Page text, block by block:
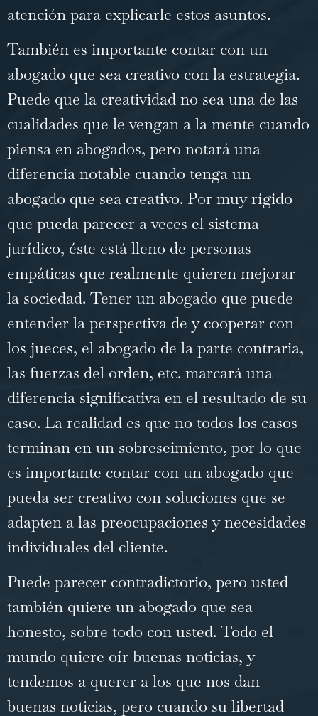
atención para explicarle estos asuntos.
También es importante contar con un
abogado que sea creativo con la estrategia.
Puede que la creatividad no sea una de las
cualidades que le vengan a la mente cuando
piensa en abogados, pero notará una
diferencia notable cuando tenga un
abogado que sea creativo. Por muy rígido
que pueda parecer a veces el sistema
jurídico, éste está lleno de personas
empáticas que realmente quieren mejorar
la sociedad. Tener un abogado que puede
entender la perspectiva de y cooperar con
los jueces, el abogado de la parte contraria,
las fuerzas del orden, etc. marcará una
diferencia significativa en el resultado de su
caso. La realidad es que no todos los casos
terminan en un sobreseimiento, por lo que
es importante contar con un abogado que
pueda ser creativo con soluciones que se
adapten a las preocupaciones y necesidades
individuales del cliente.
Puede parecer contradictorio, pero usted
también quiere un abogado que sea
honesto, sobre todo con usted. Todo el
mundo quiere oír buenas noticias, y
tendemos a querer a los que nos dan
buenas noticias, pero cuando su libertad